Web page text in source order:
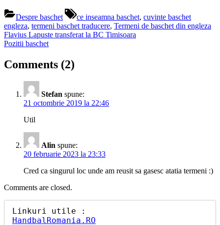
Despre baschet
Tags:
ce inseamna baschet, cuvinte baschet
engleza, termeni baschet traducere, Termeni de baschet din engleza
Navigare
în
articole
Previous
Post:
Flavius Lapuste transferat la BC Timisoara
Next
Pozitii baschet
Comments (2)
de
baschet
Stefan spune:
21 octombrie 2019 la 22:46
Util
Alin spune:
20 februarie 2023 la 23:33
Cred ca singurul loc unde am reusit sa gasesc atatia termeni :)
Comments are closed.
HandbalRomania.RO